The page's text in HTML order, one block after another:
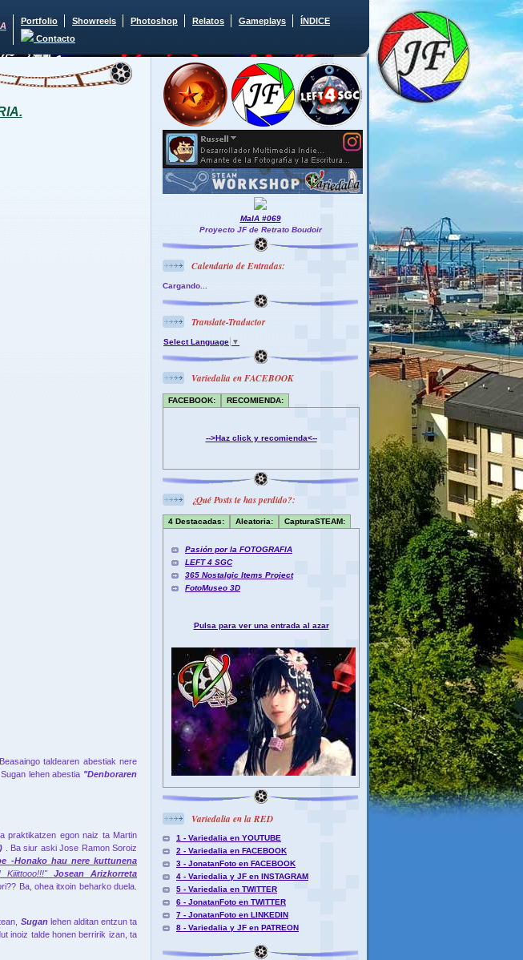
Portfolio Showreels Photoshop Relatos Gameplays
ÍNDICE
Contacto
taldearen abestiak nere
lehen abestia "Denboraren
praktikatzen egon naiz ta Martin
. Ba siur aski Jose Ramon Soroiz
-Honako hau nere kuttunena
Josean Arizkorreta
Ba, ohea itxoin beharko duela.
Suganlehen alditan entzun ta
inoiz talde honen berririk izan, ta
MaIA #069
Proyecto JF de Retrato Boudoir
Calendario de Entradas:
Cargando...
Translate-Traductor
Select Language ▼
Variedalia en FACEBOOK
FACEBOOK: RECOMIENDA:
-->Haz click y recomienda<--
¿Qué Posts te has perdido?:
4 Destacadas: Aleatoria: CapturaSTEAM:
Pasión por la FOTOGRAFIA
LEFT 4 SGC
365 Nostalgic Items Project
FotoMuseo 3D
Pulsa para ver una entrada al azar
Variedalia en la RED
1 - Variedalia en YOUTUBE
2 - Variedalia en FACEBOOK
3 - JonatanFoto en FACEBOOK
4 - Variedalia y JF en INSTAGRAM
5 - Variedalia en TWITTER
6 - JonatanFoto en TWITTER
7 - JonatanFoto en LINKEDIN
8 - Variedalia y JF en PATREON